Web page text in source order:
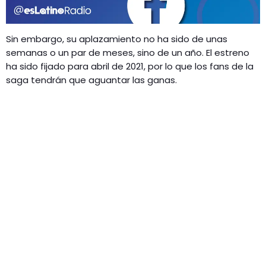
CONTACTO
Sin embargo, su aplazamiento no ha sido de unas
semanas o un par de meses, sino de un año. El estreno
ha sido fijado para abril de 2021, por lo que los fans de la
saga tendrán que aguantar las ganas.